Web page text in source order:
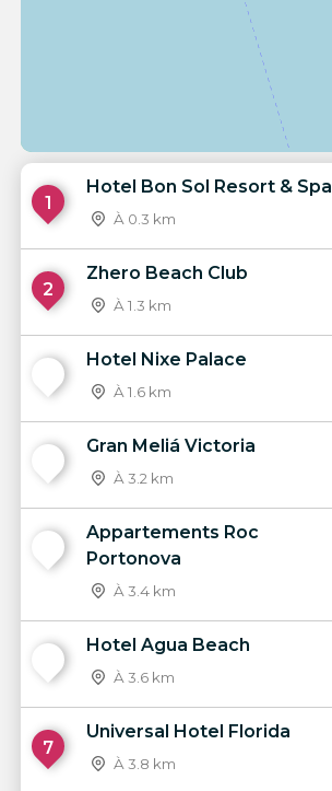
1
Hotel Bon Sol Resort & Spa
À 0.3 km
2
Zhero Beach Club
À 1.3 km
Hotel Nixe Palace
À 1.6 km
Gran Meliá Victoria
À 3.2 km
Appartements Roc
Portonova
À 3.4 km
Hotel Agua Beach
À 3.6 km
7
Universal Hotel Florida
À 3.8 km